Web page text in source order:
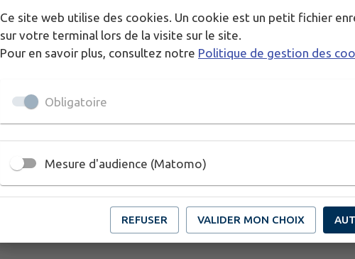
Pour les plus jeunes, vous avez accès à l'aire de
Des tables de pique-nique sont à disposition.
Ce site web utilise des cookies. Un cookie est un petit fichier
sur votre terminal lors de la visite sur le site.
Pour en savoir plus, consultez notre Politique de gestion des
Obligatoire
Mesure d'audience (Matomo)
REFUSER VALIDER MON CHOIX